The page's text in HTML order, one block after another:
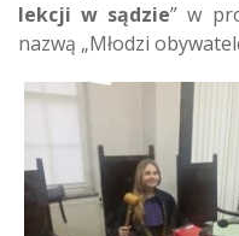
lekcji w sądzie” w
nazwą „Młodzi